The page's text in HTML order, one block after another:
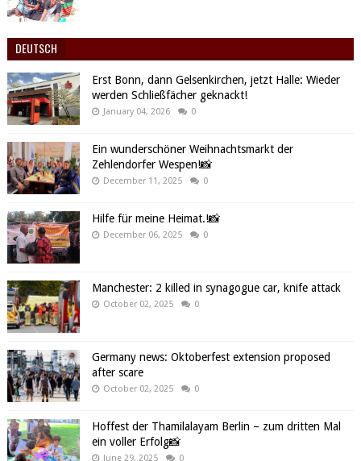
DEUTSCH
Erst Bonn, dann Gelsenkirchen, jetzt Halle: Wieder
werden Schließfächer geknackt!
January 04, 2026 0
Ein wunderschöner Weihnachtsmarkt der
Zehlendorfer Wespen!📸
December 11, 2025 0
Hilfe für meine Heimat.!📸
December 06, 2025 0
Manchester: 2 killed in synagogue car, knife attack
October 02, 2025 0
Germany news: Oktoberfest extension proposed
after scare
October 02, 2025 0
Hoffest der Thamilalayam Berlin – zum dritten Mal
ein voller Erfolg📸
June 29, 2025 0